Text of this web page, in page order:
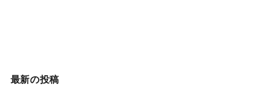
最新の投稿